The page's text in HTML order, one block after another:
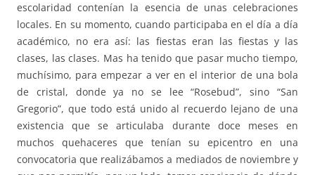
escolaridad contenían la esencia de unas celebraciones
locales. En su momento, cuando participaba en el día a día
académico, no era así: las fiestas eran las fiestas y las
clases, las clases. Mas ha tenido que pasar mucho tiempo,
muchísimo, para empezar a ver en el interior de una bola
de cristal, donde ya no se lee “Rosebud”, sino “San
Gregorio”, que todo está unido al recuerdo lejano de una
existencia que se articulaba durante doce meses en
muchos quehaceres que tenían su epicentro en una
convocatoria que realizábamos a mediados de noviembre y